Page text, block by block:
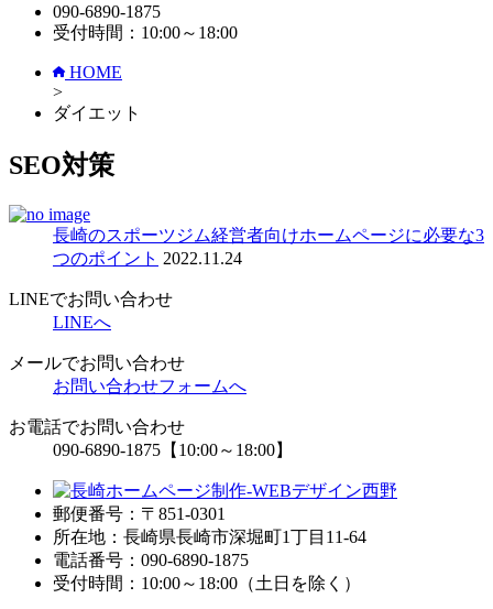
090-6890-1875
受付時間：10:00～18:00
HOME
>
ダイエット
SEO対策
長崎のスポーツジム経営者向けホームページに必要な3
つのポイント 2022.11.24
LINEでお問い合わせ
LINEへ
メールでお問い合わせ
お問い合わせフォームへ
お電話でお問い合わせ
090-6890-1875 【10:00～18:00】
郵便番号：〒851-0301
所在地：長崎県長崎市深堀町1丁目11-64
電話番号：090-6890-1875
受付時間：10:00～18:00（土日を除く）